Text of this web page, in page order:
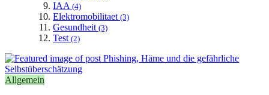
IAA (4)
Elektromobilitaet (3)
Gesundheit (3)
Test (2)
Allgemein